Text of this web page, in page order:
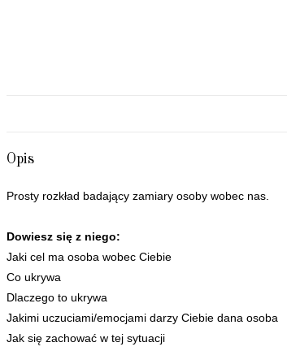
Opis
Prosty rozkład badający zamiary osoby wobec nas.
Dowiesz się z niego:
Jaki cel ma osoba wobec Ciebie
Co ukrywa
Dlaczego to ukrywa
Jakimi uczuciami/emocjami darzy Ciebie dana osoba
Jak się zachować w tej sytuacji